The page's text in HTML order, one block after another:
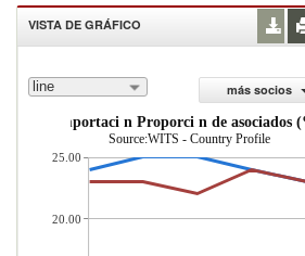
VISTA DE GRÁFICO
line
más socios
importaci n Proporci n de asociados
Source:WITS - Country Profile
25.00
20.00